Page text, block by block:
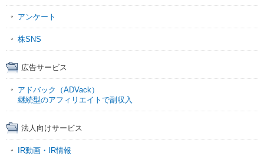
アンケート
株SNS
広告サービス
アドバック（ADVack）
継続型のアフィリエイトで副収入
法人向けサービス
IR動画・IR情報